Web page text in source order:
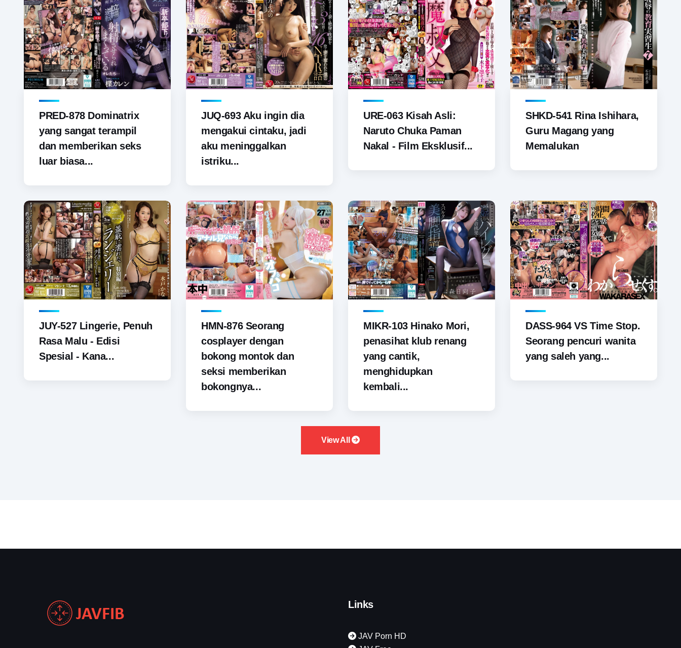
PRED-878 Dominatrix
yang sangat terampil
dan memberikan seks
luar biasa...
JUQ-693 Aku ingin dia
mengakui cintaku, jadi
aku meninggalkan
istriku...
URE-063 Kisah Asli:
Naruto Chuka Paman
Nakal - Film Eksklusif...
SHKD-541 Rina Ishihara,
Guru Magang yang
Memalukan
JUY-527 Lingerie, Penuh
Rasa Malu - Edisi
Spesial - Kana...
HMN-876 Seorang
cosplayer dengan
bokong montok dan
seksi memberikan
bokongnya...
MIKR-103 Hinako Mori,
penasihat klub renang
yang cantik,
menghidupkan
kembali...
DASS-964 VS Time Stop.
Seorang pencuri wanita
yang saleh yang...
View All
Links
JAV Porn HD